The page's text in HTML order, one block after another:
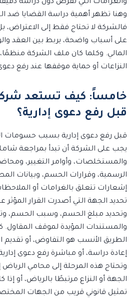
والغرامات التي تُفرض دون دراسة
وهنا تظهر أهمية دراسة القضايا ضد
فالشركة لا تحتاج فقط إلى الاعتراض،
على أسباب واضحة، يربط بين العقد
المالي. وكلما كان ملف الشركة
النزاعات أو حماية موقفها عند رفع دعوى
خامساً: كيف تستعد
قبل رفع دعوى إدارية؟
قبل رفع دعوى إدارية بسبب حسومات
يجب على الشركة أن تبدأ بمراجعة
والمستخلصات، وأوامر التغيير،
الرسمية، وقرارات الحسم، وبيانات
إشعارات تتعلق بالغرامات أو
تحديد الجهة التي أصدرت القرار
وتحديد مبلغ الحسم، وسبب الحسم،
والمستندات المؤيدة لموقف
الطريق الأنسب هو التفاوض، أو تقديم
إعادة دراسة، أو مباشرة رفع دعوى
وتحتاج هذه المرحلة إلى محامي الرياض
الجهة أو النزاع مرتبطًا بالرياض، أو
تمثيل قانوني قريب من الجهات